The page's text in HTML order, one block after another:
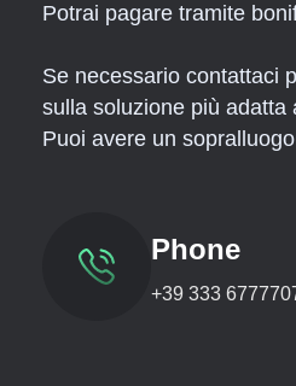
Potrai pagare tramite
Se necessario contattaci
sulla soluzione più adatta
Puoi avere un
Phone
+39 333